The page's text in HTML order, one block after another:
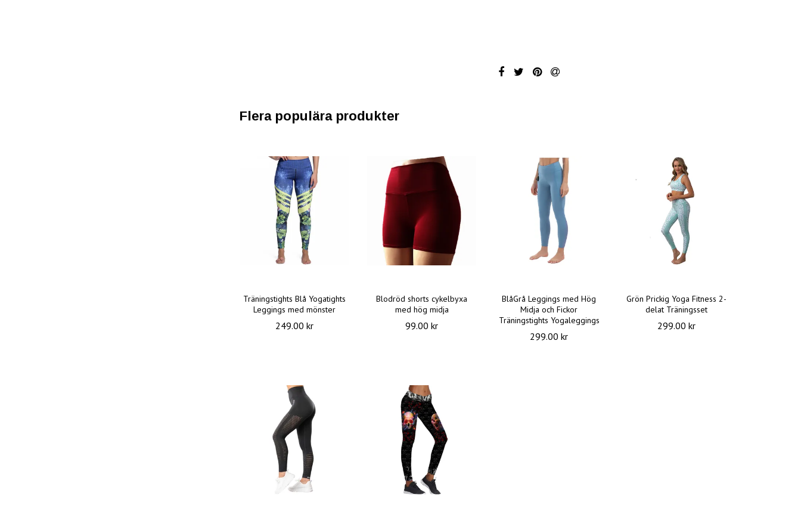
Flera populära produkter
Träningstights Blå Yogatights
Leggings med mönster
249.00 kr
Blodröd shorts cykelbyxa
med hög midja
99.00 kr
BlåGrå Leggings med Hög
Midja och Fickor
Träningstights Yogaleggings
299.00 kr
Grön Prickig Yoga Fitness 2-
delat Träningsset
299.00 kr